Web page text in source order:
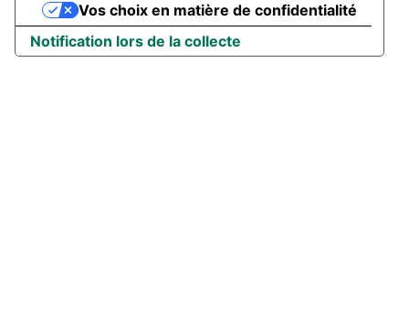
Notification lors de la collecte
Vos choix en matière de confidentialité